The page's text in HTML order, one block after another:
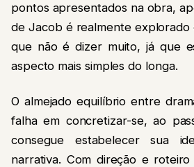
pontos apresentados na obra,
de Jacob é realmente explorado
que não é dizer muito, já que
aspecto mais simples do longa.
O almejado equilíbrio entre
falha em concretizar-se, ao
consegue estabelecer sua
narrativa. Com direção e